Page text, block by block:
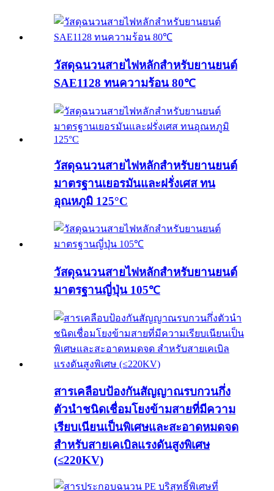
วัสดุฉนวนสายไฟหลักสำหรับยานยนต์
SAE1128 ทนความร้อน 80℃
วัสดุฉนวนสายไฟหลักสำหรับยานยนต์
มาตรฐานเยอรมันและฝรั่งเศส ทน
อุณหภูมิ 125°C
วัสดุฉนวนสายไฟหลักสำหรับยานยนต์
มาตรฐานญี่ปุ่น 105℃
สารเคลือบป้องกันสัญญาณรบกวนกึ่ง
ตัวนำชนิดเชื่อมโยงข้ามสายที่มีความ
เรียบเนียนเป็นพิเศษและสะอาดหมดจด
สำหรับสายเคเบิลแรงดันสูงพิเศษ
(≤220KV)